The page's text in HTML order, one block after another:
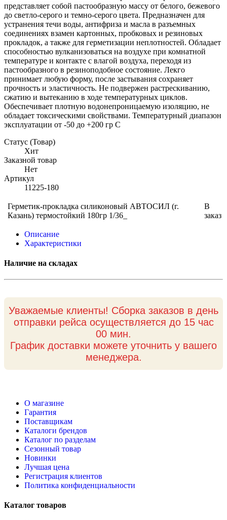
представляет собой пастообразную массу от белого, бежевого
до светло-серого и темно-серого цвета. Предназначен для
устранения течи воды, антифриза и масла в разъемных
соединениях взамен картонных, пробковых и резиновых
прокладок, а также для герметизации неплотностей. Обладает
способностью вулканизоваться на воздухе при комнатной
температуре и контакте с влагой воздуха, переходя из
пастообразного в резиноподобное состояние. Лекго
принимает любую форму, после застывания сохраняет
прочность и эластичность. Не подвержен растрескиванию,
сжатию и вытеканию в ходе температурных циклов.
Обеспечивает плотную водонепроницаемую изоляцию, не
обладает токсическими свойствами. Температурный диапазон
эксплуатации от -50 до +200 гр С
Статус (Товар)
Хит
Заказной товар
Нет
Артикул
11225-180
Герметик-прокладка силиконовый АВТОСИЛ (г.
Казань) термостойкий 180гр 1/36_
В
заказ
Описание
Характеристики
Наличие на складах
Уважаемые клиенты! Сборка заказов в день
отправки рейса осуществляется до 15 час
00 мин.
График доставки можете уточнить у вашего
менеджера.
О магазине
Гарантия
Поставщикам
Каталоги брендов
Каталог по разделам
Сезонный товар
Новинки
Лучшая цена
Регистрация клиентов
Политика конфиденциальности
Каталог товаров